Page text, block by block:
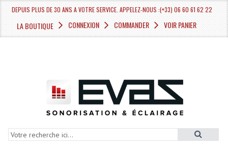
DEPUIS PLUS DE 30 ANS A VOTRE SERVICE. APPELEZ-NOUS :(+33) 06 60 61 62 22
LA BOUTIQUE CONNEXION COMMANDER VOIR PANIER